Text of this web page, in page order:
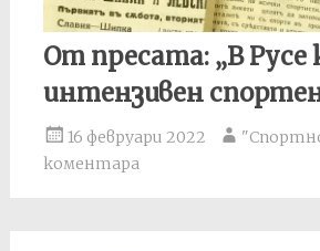
От пресата: „В Русе
интензивен
16 февруари 2022
коментара